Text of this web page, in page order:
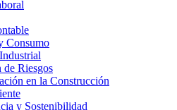
Consumo
de Riesgos
en la Construcción
y Sostenibilidad